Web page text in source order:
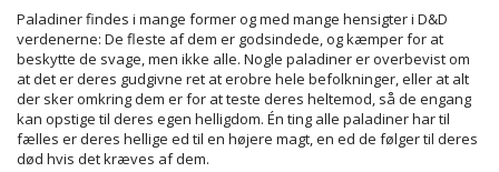
Paladiner findes i mange former og med mange hensigter i D&D
verdenerne: De fleste af dem er godsindede, og kæmper for at
beskytte de svage, men ikke alle. Nogle paladiner er overbevist om
at det er deres gudgivne ret at erobre hele befolkninger, eller at alt
der sker omkring dem er for at teste deres heltemod, så de engang
kan opstige til deres egen helligdom. Én ting alle paladiner har til
fælles er deres hellige ed til en højere magt, en ed de følger til deres
død hvis det kræves af dem.